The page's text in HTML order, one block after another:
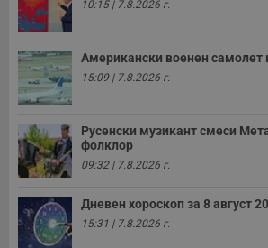
10:15 | 7.8.2026 г.
Американски военен самолет
15:09 | 7.8.2026 г.
Русенски музикант смеси
фолклор
09:32 | 7.8.2026 г.
Дневен хороскоп за 8 август
15:31 | 7.8.2026 г.